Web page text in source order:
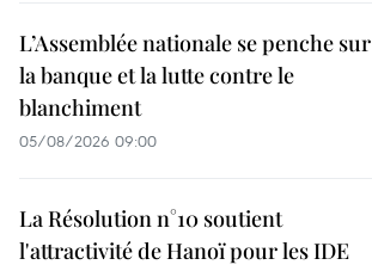
L’Assemblée nationale se penche sur
la banque et la lutte contre le
blanchiment
05/08/2026 09:00
La Résolution n°10 soutient
l'attractivité de Hanoï pour les IDE